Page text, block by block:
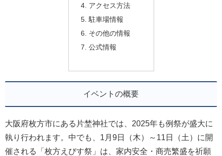
アクセス方法
駐車場情報
その他の情報
公式情報
イベントの概要
大阪府枚方市にある片埜神社では、2025年も例祭が盛大に
執り行われます。中でも、1月9日（木）～11日（土）に開
催される「枚方えびす祭」は、家内安全・商売繁盛を祈願